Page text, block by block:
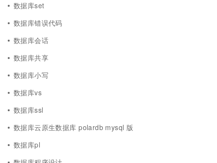
数据库set
数据库错误代码
数据库会话
数据库共享
数据库小写
数据库vs
数据库ssl
数据库云原生数据库 polardb mysql 版
数据库pl